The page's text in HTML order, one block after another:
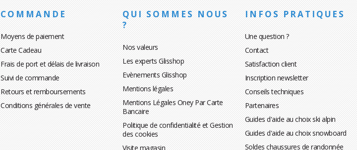
COMMANDE
Moyens de paiement
Carte Cadeau
Frais de port et délais de livraison
Suivi de commande
Retours et remboursements
Conditions générales de vente
QUI SOMMES NOUS
?
Nos valeurs
Les experts Glisshop
Evènements Glisshop
Mentions légales
Mentions Légales Oney Par Carte
Bancaire
Politique de confidentialité et Gestion
des cookies
Visite magasin
INFOS PRATIQUES
Une question ?
Contact
Satisfaction client
Inscription newsletter
Conseils techniques
Partenaires
Guides d'aide au choix ski alpin
Guides d'aide au choix snowboard
Soldes chaussures de randonnée